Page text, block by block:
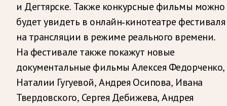
и Дегтярске. Также конкурсные фильмы можно
будет увидеть в онлайн-кинотеатре фестиваля
на трансляции в режиме реального времени.
На фестивале также покажут новые
документальные фильмы Алексея Федорченко,
Наталии Гугуевой, Андрея Осипова, Ивана
Твердовского, Сергея Дебижева, Андрея